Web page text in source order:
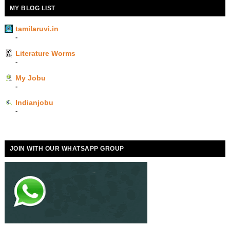
MY BLOG LIST
tamilaruvi.in
-
Literature Worms
-
My Jobu
-
Indianjobu
-
JOIN WITH OUR WHATSAPP GROUP